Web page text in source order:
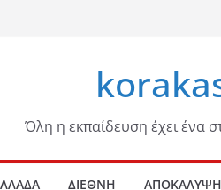
Όλη η εκπαίδευση έχει ένα
ΔΙΕΘΝΗ ΑΠΟΚΑΛΥΨΗ